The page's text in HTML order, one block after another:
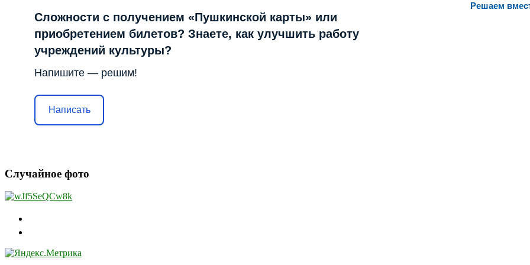
Решаем
Сложности с получением «Пушкинской карты» или
приобретением билетов? Знаете, как улучшить работу
учреждений культуры?
Напишите — решим!
Написать
Случайное фото